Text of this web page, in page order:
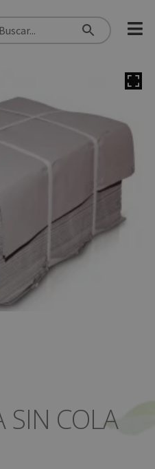
SIN COLA